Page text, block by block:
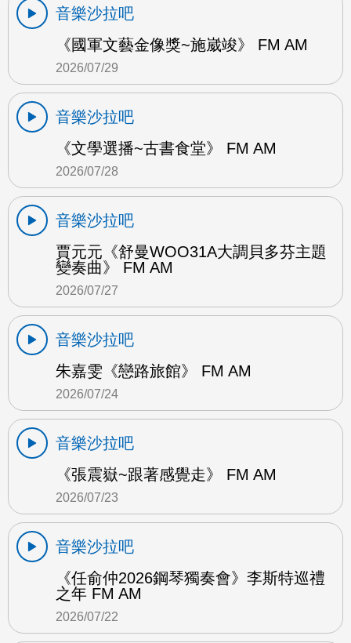
音樂沙拉吧
《國軍文藝金像獎~施崴竣》 FM AM
2026/07/29
音樂沙拉吧
《文學選播~古書食堂》 FM AM
2026/07/28
音樂沙拉吧
賈元元《舒曼WOO31A大調貝多芬主題
變奏曲》 FM AM
2026/07/27
音樂沙拉吧
朱嘉雯《戀路旅館》 FM AM
2026/07/24
音樂沙拉吧
《張震嶽~跟著感覺走》 FM AM
2026/07/23
音樂沙拉吧
《任俞仲2026鋼琴獨奏會》李斯特巡禮
之年 FM AM
2026/07/22